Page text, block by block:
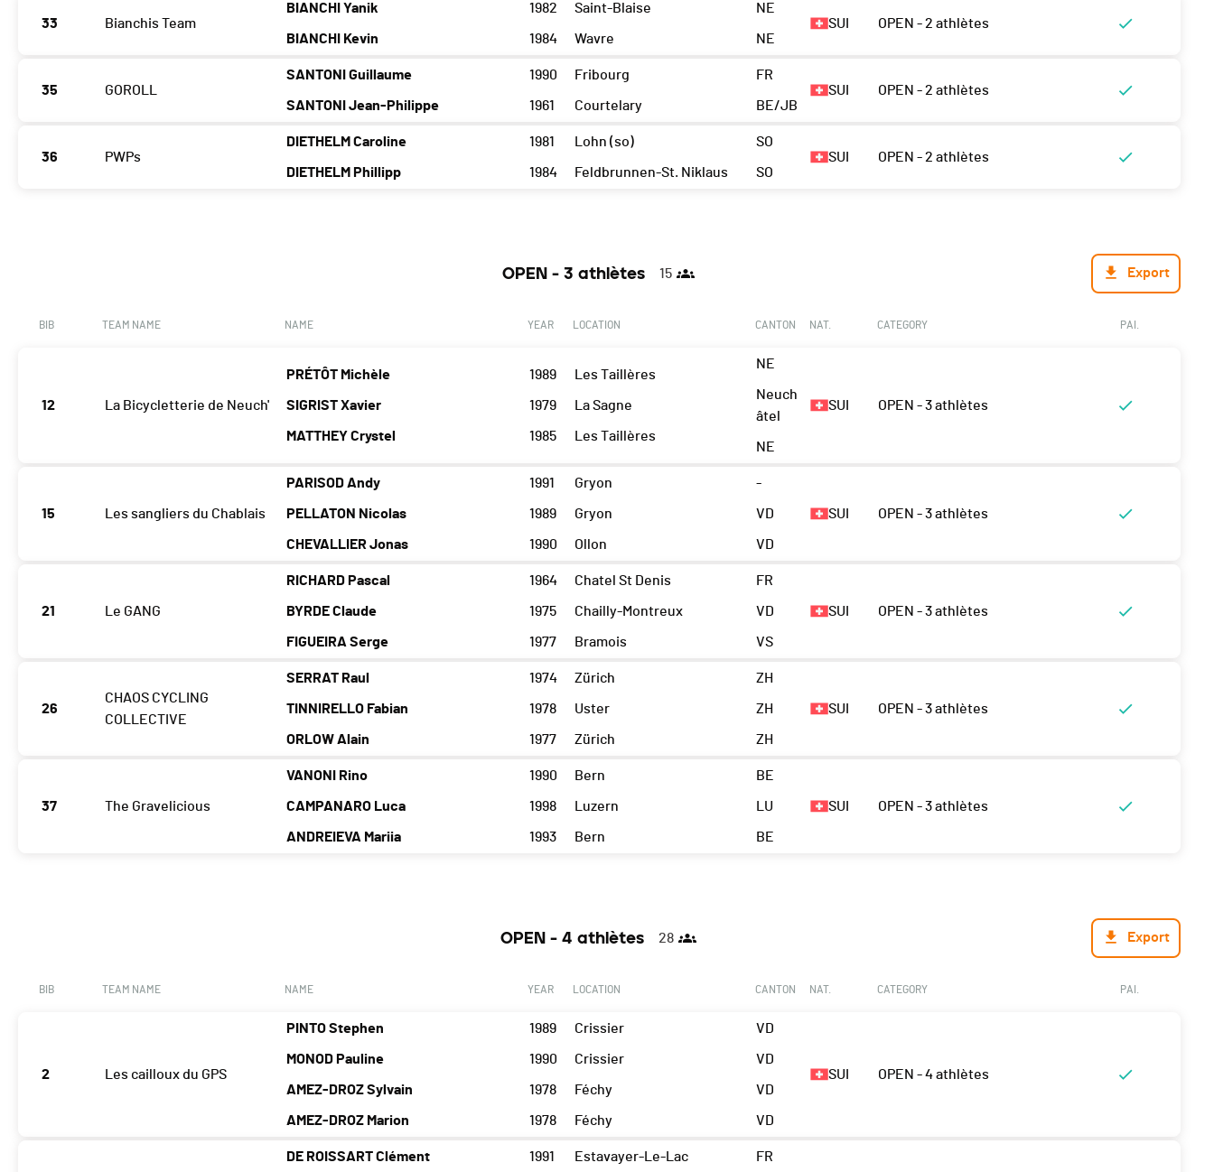
33 Bianchis Team
BIANCHI Yanik
BIANCHI Kevin
1982
1984
Saint-Blaise
Wavre
NE
NE
SUI OPEN - 2 athlètes
35 GOROLL
SANTONI Guillaume
SANTONI Jean-Philippe
1990
1961
Fribourg
Courtelary
FR
BE/JB
SUI OPEN - 2 athlètes
36 PWPs
DIETHELM Caroline
DIETHELM Phillipp
1981
1984
Lohn (so)
Feldbrunnen-St. Niklaus
SO
SO
SUI OPEN - 2 athlètes
OPEN - 3 athlètes 15 Export
BIB TEAM NAME NAME YEAR LOCATION CANTON NAT. CATEGORY PAI.
12 La Bicycletterie de Neuch'
PRÉTÔT Michèle
SIGRIST Xavier
MATTHEY Crystel
1989
1979
1985
Les Taillères
La Sagne
Les Taillères
NE
Neuch
âtel
NE
SUI OPEN - 3 athlètes
15 Les sangliers du Chablais
PARISOD Andy
PELLATON Nicolas
CHEVALLIER Jonas
1991
1989
1990
Gryon
Gryon
Ollon
-
VD
VD
SUI OPEN - 3 athlètes
21 Le GANG
RICHARD Pascal
BYRDE Claude
FIGUEIRA Serge
1964
1975
1977
Chatel St Denis
Chailly-Montreux
Bramois
FR
VD
VS
SUI OPEN - 3 athlètes
26
CHAOS CYCLING
COLLECTIVE
SERRAT Raul
TINNIRELLO Fabian
ORLOW Alain
1974
1978
1977
Zürich
Uster
Zürich
ZH
ZH
ZH
SUI OPEN - 3 athlètes
37 The Gravelicious
VANONI Rino
CAMPANARO Luca
ANDREIEVA Mariia
1990
1998
1993
Bern
Luzern
Bern
BE
LU
BE
SUI OPEN - 3 athlètes
OPEN - 4 athlètes 28 Export
BIB TEAM NAME NAME YEAR LOCATION CANTON NAT. CATEGORY PAI.
2 Les cailloux du GPS
PINTO Stephen
MONOD Pauline
AMEZ-DROZ Sylvain
AMEZ-DROZ Marion
1989
1990
1978
1978
Crissier
Crissier
Féchy
Féchy
VD
VD
VD
VD
SUI OPEN - 4 athlètes
DE ROISSART Clément 1991 Estavayer-Le-Lac FR